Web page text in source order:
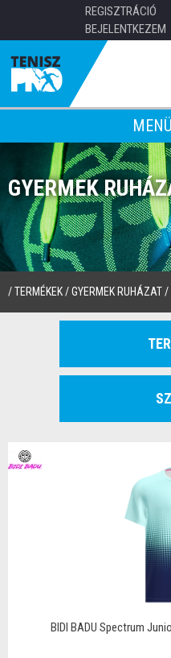
REGISZTRÁCIÓ
BEJELENTKEZEM
GYERMEK
/TERMÉKEK/GYERMEK RUHÁZAT/
BIDI BADU Spectrum